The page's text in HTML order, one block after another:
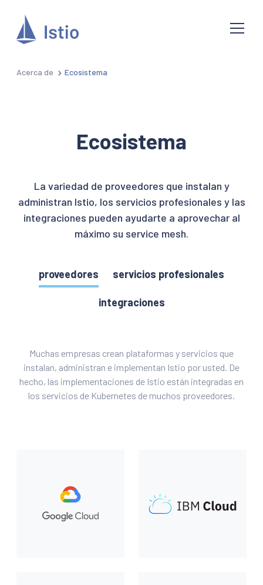
Acerca de Ecosistema
Ecosistema
La variedad de proveedores que instalan y
administran Istio, los servicios profesionales y las
integraciones pueden ayudarte a aprovechar al
máximo su service mesh.
proveedores servicios profesionales
integraciones
Muchas empresas crean plataformas y servicios que
instalan, administran e implementan Istio por usted. De
hecho, las implementaciones de Istio están integradas en
los servicios de Kubernetes de muchos proveedores.